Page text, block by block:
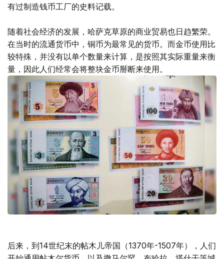
有过制造钱币工厂的史料记载。
随着社会经济的发展，哈萨克草原的商业贸易也日趋繁荣。
在当时的流通货币中，铜币为最常见的货币。而金币使用比
较特殊，并没有以单个数量来计算，是按照其实际重量来衡
量，因此人们经常会将整块金币掰断来使用。
后来，到14世纪末的帖木儿帝国（1370年-1507年），人们